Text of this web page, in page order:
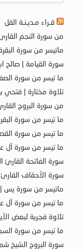
قـراء مـديـنـة القل
من سورة النجم
ماتيسر من سورة
سورة القيامة | صالح
ما تيسر من سورة
تلاوة مختارة |
من سورة البروج
ما تيسر من سورة
ما تيسر من سورة
ما تيسر من سورة
سورة الفاتحة
سورة الأحقاف
ماتيسر من سورة يس |
ما تيسر من سورة آل
تلاوة فجرية لبعض
ما تيسر من سورة
سورة البروج الشيخ